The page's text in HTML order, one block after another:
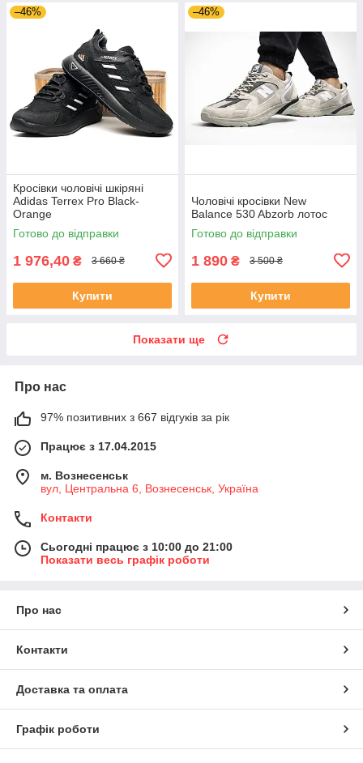
–46%
Кросівки чоловічі шкіряні
Adidas Terrex Pro Black-
Orange
Готово до відправки
1 976,40 ₴ 3 660 ₴
Купити
–46%
Чоловічі кросівки New
Balance 530 Abzorb лотос
Готово до відправки
1 890 ₴ 3 500 ₴
Купити
Показати ще
Про нас
97% позитивних з 667 відгуків за рік
Працює з 17.04.2015
м. Вознесенськ
вул, Центральна 6, Вознесенськ, Україна
Контакти
Сьогодні працює з 10:00 до 21:00
Показати весь графік роботи
Про нас
Контакти
Доставка та оплата
Графік роботи